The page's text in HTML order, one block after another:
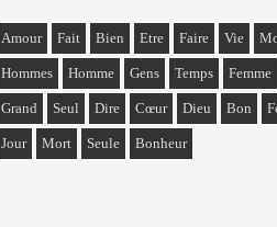
Amour Fait Bien Etre Faire Vie
Hommes Homme Gens Temps Femme
Grand Seul Dire Cœur Dieu Bon
Jour Mort Seule Bonheur